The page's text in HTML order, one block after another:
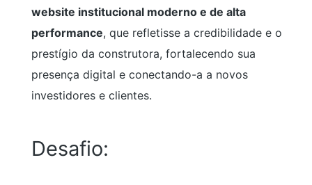
website institucional moderno e de alta
performance, que refletisse a credibilidade e o
prestígio da construtora, fortalecendo sua
presença digital e conectando-a a novos
investidores e clientes.
Desafio: